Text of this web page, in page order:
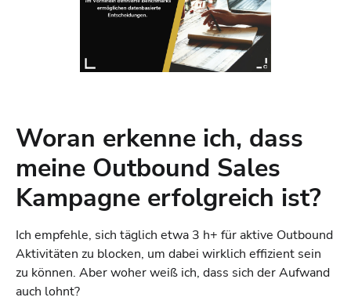
Woran erkenne ich, dass
meine Outbound Sales
Kampagne erfolgreich ist?
Ich empfehle, sich täglich etwa 3 h+ für aktive Outbound
Aktivitäten zu blocken, um dabei wirklich effizient sein
zu können. Aber woher weiß ich, dass sich der Aufwand
auch lohnt?